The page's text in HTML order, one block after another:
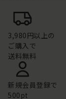
3,980円以上の
ご購入で
送料無料
新規会員登録で
500pt